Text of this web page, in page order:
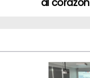
al corazón